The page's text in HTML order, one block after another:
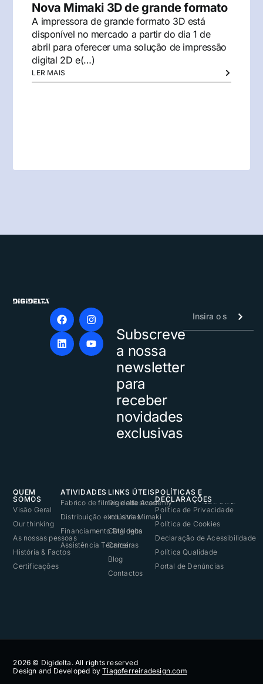
Nova Mimaki 3D de grande formato
A impressora de grande formato 3D está
disponível no mercado a partir do dia 1 de
abril para oferecer uma solução de impressão
digital 2D e(…)
LER MAIS
Subscreve
a nossa
newsletter
para
receber
novidades
exclusivas
Alternative:
QUEM
SOMOS
Visão Geral
Our thinking
As nossas pessoas
História & Factos
Certificações
ATIVIDADES
Fabrico de filmes e adesivos
Distribuição exclusiva Mimaki
Financiamento Digidelta
Assistência Técnica
LINKS ÚTEIS
Digidelta Academy
Indústrias
Catálogos
Carreiras
Blog
Contactos
POLÍTICAS E
DECLARAÇÕES
Política de Privacidade
Política de Cookies
Declaração de Acessibilidade
Política Qualidade
Portal de Denúncias
2026 © Digidelta. All rights reserved
Design and Developed byTiagoferreiradesign.com